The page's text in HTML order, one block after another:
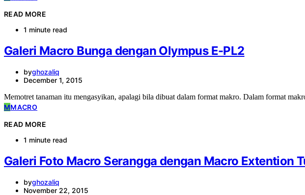
READ MORE
1 minute read
Galeri Macro Bunga dengan Olympus E-PL2
byghozaliq
December 1, 2015
Memotret tanaman itu mengasyikan, apalagi bila dibuat dalam format makro. Dalam format
MMACRO
READ MORE
1 minute read
Galeri Foto Macro Serangga dengan Macro Extention
byghozaliq
November 22, 2015